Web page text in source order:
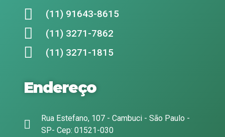
(11) 91643-8615
(11) 3271-7862
(11) 3271-1815
Endereço
Rua Estefano, 107 - Cambuci - São Paulo -
SP- Cep: 01521-030